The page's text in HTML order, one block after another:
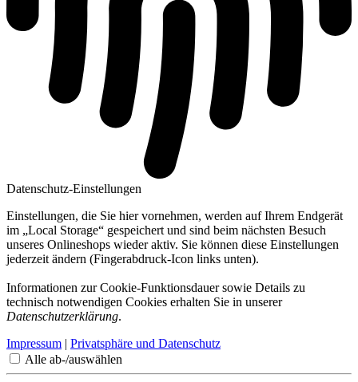
Datenschutz-Einstellungen
Einstellungen, die Sie hier vornehmen, werden auf Ihrem Endgerät
im „Local Storage“ gespeichert und sind beim nächsten Besuch
unseres Onlineshops wieder aktiv. Sie können diese Einstellungen
jederzeit ändern (Fingerabdruck-Icon links unten).
Informationen zur Cookie-Funktionsdauer sowie Details zu
technisch notwendigen Cookies erhalten Sie in unserer
Datenschutzerklärung.
Impressum | Privatsphäre und Datenschutz
Alle ab-/auswählen